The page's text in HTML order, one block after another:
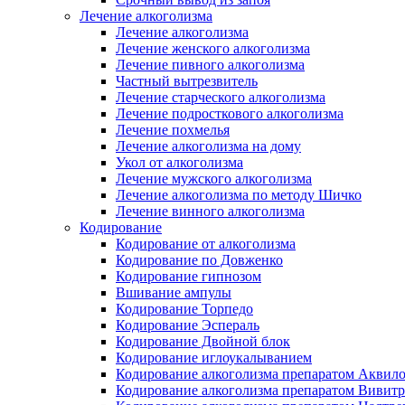
Лечение алкоголизма
Лечение алкоголизма
Лечение женского алкоголизма
Лечение пивного алкоголизма
Частный вытрезвитель
Лечение старческого алкоголизма
Лечение подросткового алкоголизма
Лечение похмелья
Лечение алкоголизма на дому
Укол от алкоголизма
Лечение мужского алкоголизма
Лечение алкоголизма по методу Шичко
Лечение винного алкоголизма
Кодирование
Кодирование от алкоголизма
Кодирование по Довженко
Кодирование гипнозом
Вшивание ампулы
Кодирование Торпедо
Кодирование Эспераль
Кодирование Двойной блок
Кодирование иглоукалыванием
Кодирование алкоголизма препаратом
Кодирование алкоголизма препаратом